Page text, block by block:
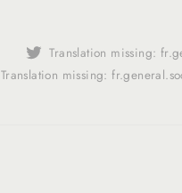
Translation
missing:
Translation missing:
Translation missing: